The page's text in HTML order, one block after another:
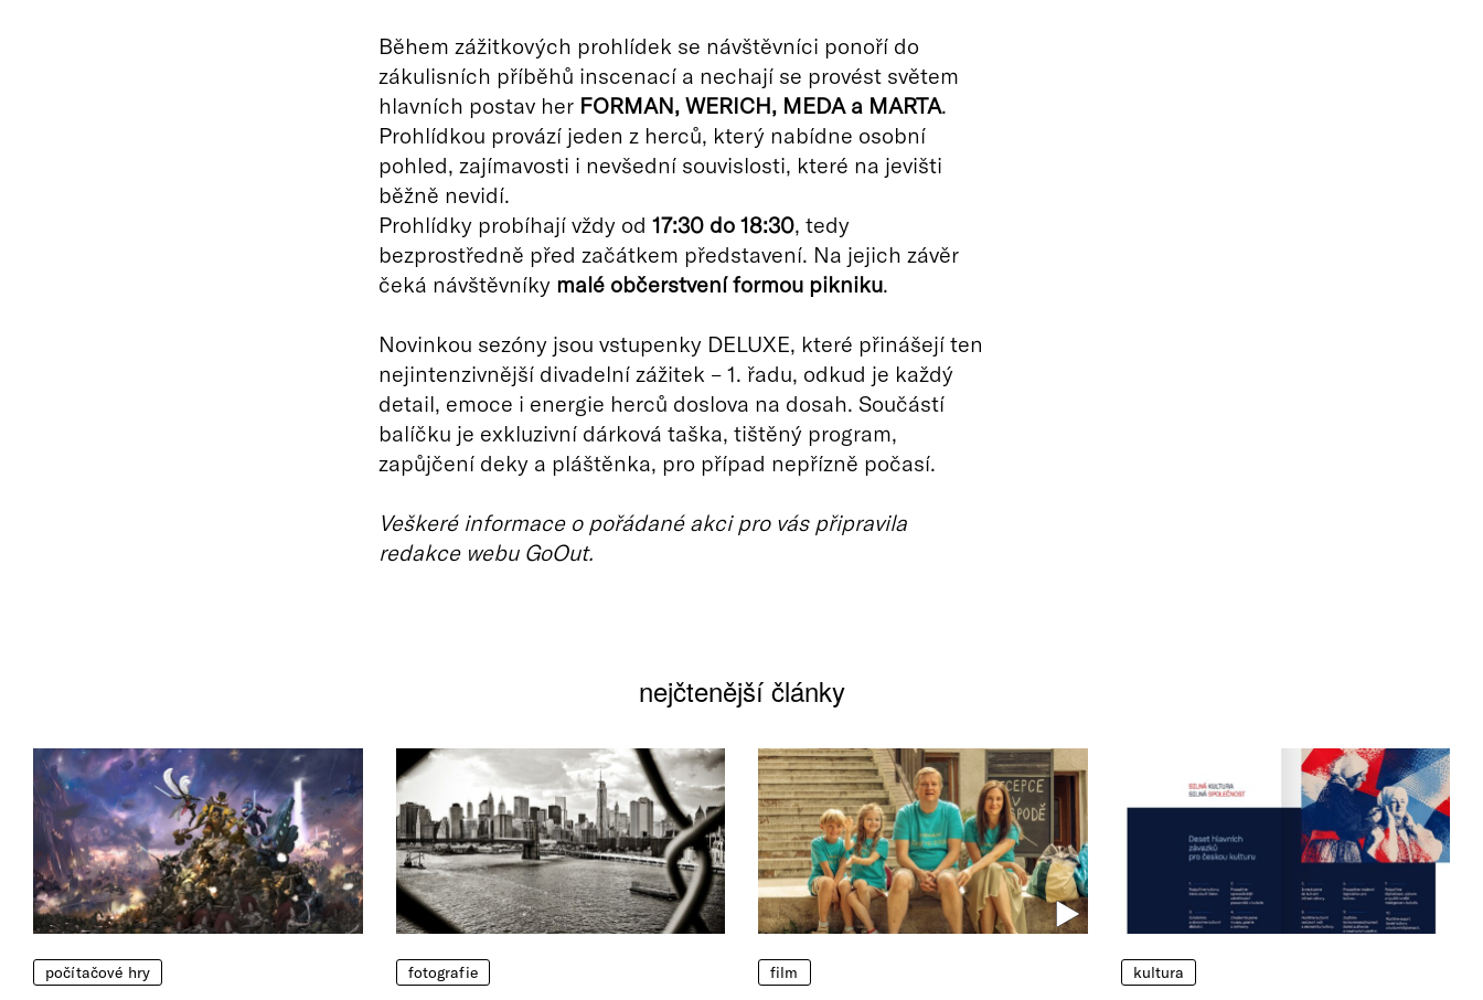
Během zážitkových prohlídek se návštěvníci ponoří do
zákulisních příběhů inscenací a nechají se provést světem
hlavních postav her FORMAN, WERICH, MEDA a MARTA.
Prohlídkou provází jeden z herců, který nabídne osobní
pohled, zajímavosti i nevšední souvislosti, které na jevišti
běžně nevidí.
Prohlídky probíhají vždy od 17:30 do 18:30, tedy
bezprostředně před začátkem představení. Na jejich závěr
čeká návštěvníky malé občerstvení formou pikniku.
Novinkou sezóny jsou vstupenky DELUXE, které přinášejí ten
nejintenzivnější divadelní zážitek – 1. řadu, odkud je každý
detail, emoce i energie herců doslova na dosah. Součástí
balíčku je exkluzivní dárková taška, tištěný program,
zapůjčení deky a pláštěnka, pro případ nepřízně počasí.
Veškeré informace o pořádané akci pro vás připravila
redakce webu GoOut.
nejčtenější články
počítačové hry fotografie film kultura